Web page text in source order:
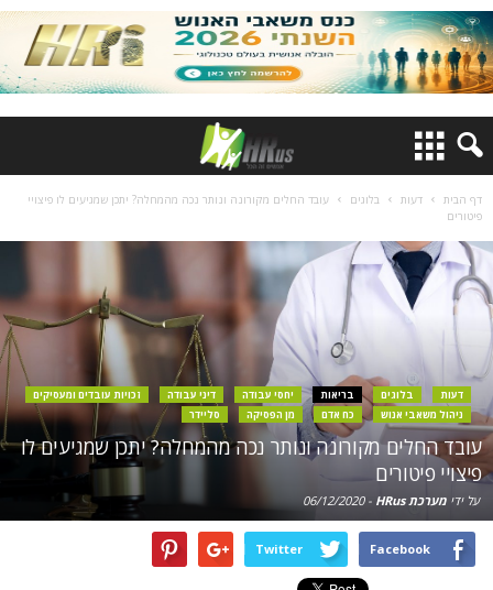
דף הבית דעות בלוגים
עובד החלים מקורונה ונותר נכה מהמחלה? יתכן שמגיעים לו פיצויי
פיטורים
דעות בלוגים בריאות יחסי עבודה דיני עבודה
זכויות עובדים ומעסיקים
ניהול משאבי אנוש
כח אדם מן הפסיקה סליידר
עובד החלים מקורונה ונותר נכה מהמחלה? יתכן שמגיעים לו
פיצויי פיטורים
על ידי מערכת HRus -
06/12/2020
Facebook
Twitter